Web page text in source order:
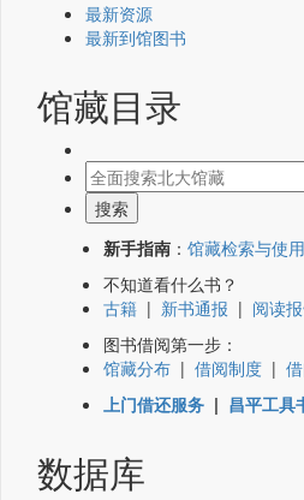
最新资源
最新到馆图书
馆藏目录
新手指南 ： 馆藏检索与使用
不知道看什么书？
古籍 | 新书通报 | 阅读
图书借阅第一步：
馆藏分布 | 借阅制度 |
上门借还服务 | 昌平工具
数据库